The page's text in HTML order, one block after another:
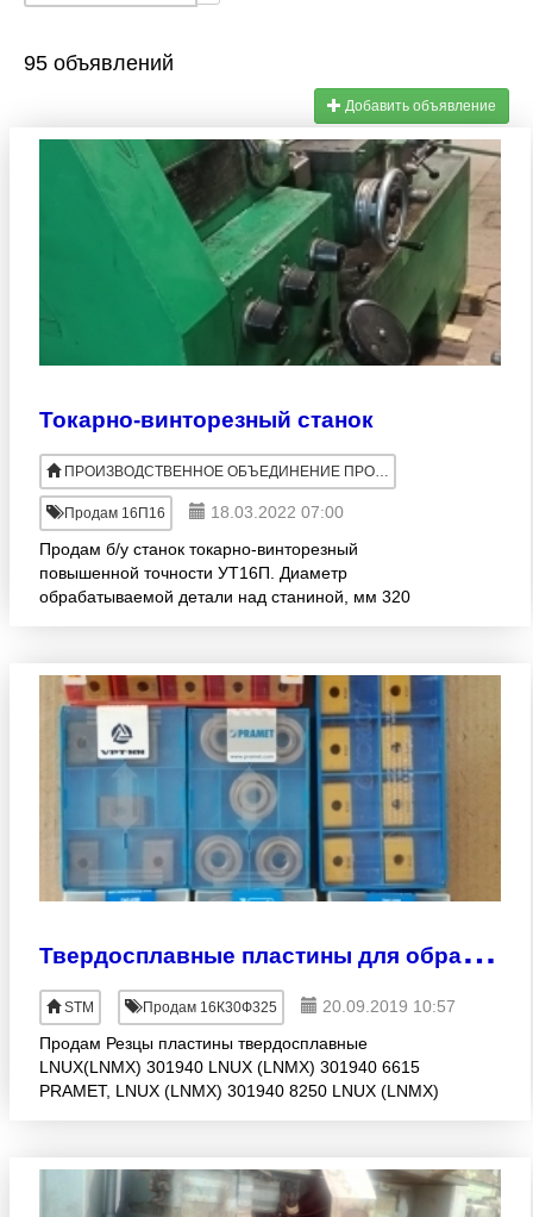
95 объявлений
Добавить объявление
Токарно-винторезный станок
ПРОИЗВОДСТВЕННОЕ ОБЪЕДИНЕНИЕ ПРОМСВЯЗЬ
Продам 16П16
18.03.2022 07:00
Продам б/у станок токарно-винторезный
повышенной точности УТ16П. Диаметр
обрабатываемой детали над станиной, мм 320
Т
вердосплавные пластины для обработки колесных пар
STM Продам 16К30Ф325
20.09.2019 10:57
Продам Резцы пластины твердосплавные
LNUX(LNMX) 301940 LNUX (LNMX) 301940 6615
PRAMET, LNUX (LNMX) 301940 8250 LNUX (LNMX)